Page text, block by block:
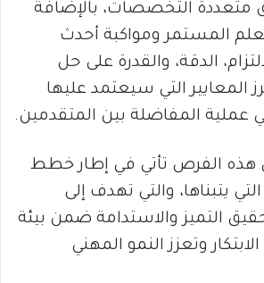
التخصصات، بالإضافة
المستمر ومواكبة أحدث
الدقة، والقدرة على حل
المعايير التي سيعتمد عليها
عملية المفاضلة بين المتقدمين.
هذه الفرص تأتي في إطار خطط
يتبناها، والتي تهدف إلى
التميز والاستدامة ضمن بيئة
وتعزز النمو المهني